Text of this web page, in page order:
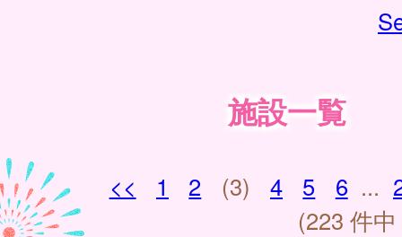
施設一覧
<< 1 2 (3) 4 5 6 ...
(223 件